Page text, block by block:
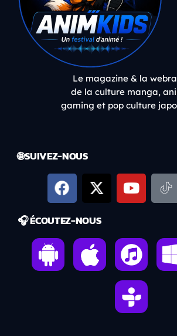
Le magazine & la
de la culture manga,
gaming et pop culture
🌐 SUIVEZ-NOUS
🎧 ÉCOUTEZ-NOUS